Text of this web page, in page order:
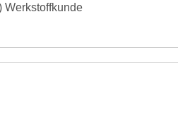
Werkstoffkunde